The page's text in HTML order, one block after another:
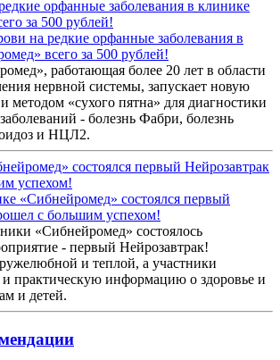
на редкие орфанные заболевания в
всего за 500 рублей!
работающая более 20 лет в области
нервной системы, запускает новую
методом «сухого пятна» для диагностики
- болезнь Фабри, болезнь
и НЦЛ2.
«Сибнейромед» состоялся первый
с большим успехом!
«Сибнейромед» состоялось
- первый Нейрозавтрак!
и теплой, а участники
практическую информацию о здоровье и
и детей.